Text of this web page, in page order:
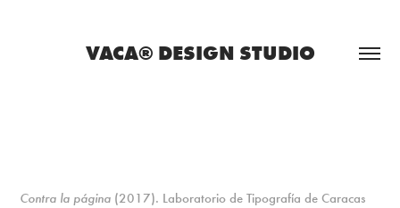
VACA® DESIGN STUDIO
Contra la página (2017). Laboratorio de Tipografía de Caracas